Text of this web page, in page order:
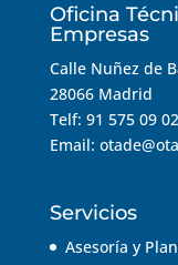
Oficina
Empresas
Calle Nuñez de
28066 Madrid
Telf: 91 575 09 02
Email:
Servicios
Asesoría y